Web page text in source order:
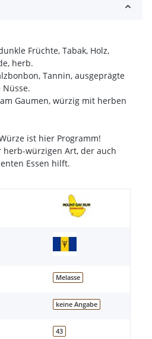
Früchte, Tabak, Holz,
herb.
Tannin, ausgeprägte
Gaumen, würzig mit herben
ist hier Programm!
würzigen Art, der auch
Essen hilft.
Melasse
keine Angabe
43